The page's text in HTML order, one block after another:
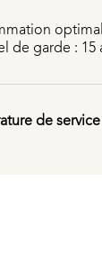
de garde : 15
de service